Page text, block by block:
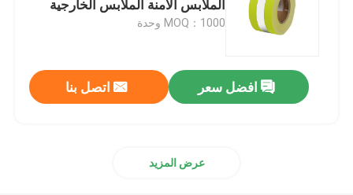
اكسسوارات عاكسة
شريط ختم التماس
الملابس الآمنة الملابس الخارجية
MOQ：1000 وحدة
افضل سعر اتصل بنا
عرض المزيد